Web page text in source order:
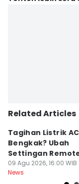
Related Articles
Tagihan Listrik AC
Bengkak? Ubah
Settingan
ke Mode Ini Mulai
Malam
09 Agu 2026, 16:00 WIB
News